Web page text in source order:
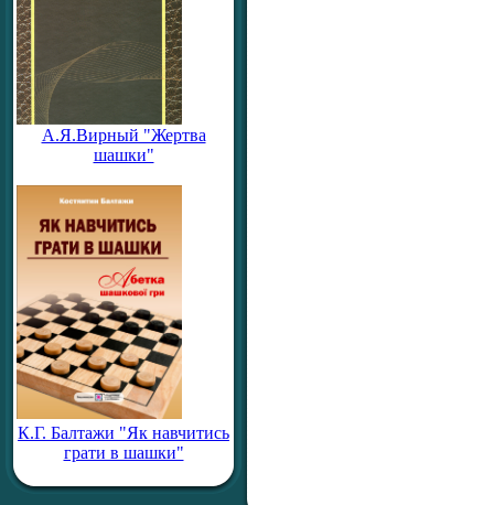
А.Я.Вирный "Жертва
шашки"
К.Г. Балтажи "Як навчитись
грати в шашки"